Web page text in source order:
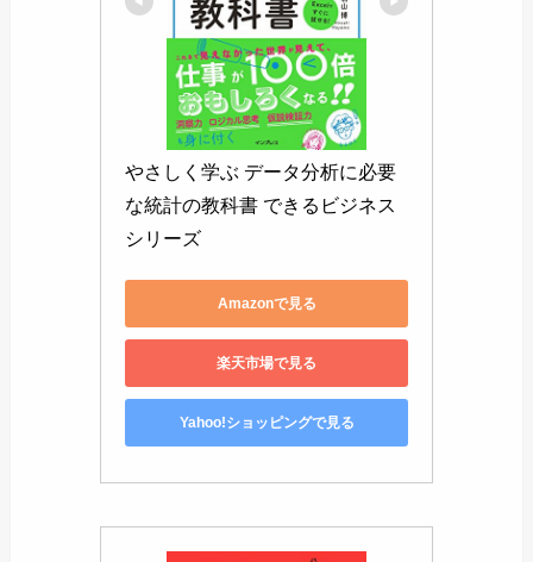
やさしく学ぶ データ分析に必要
な統計の教科書 できるビジネス
シリーズ
Amazonで見る
楽天市場で見る
Yahoo!ショッピングで見る